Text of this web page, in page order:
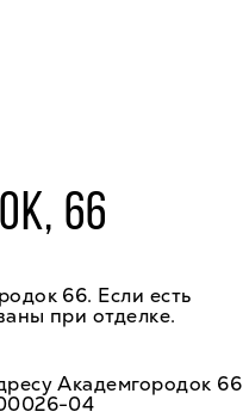
66
66. Если есть
при отделке.
Академгородок 66
04